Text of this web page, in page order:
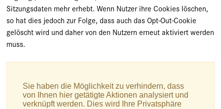
Sitzungsdaten mehr erhebt. Wenn Nutzer ihre Cookies löschen,
so hat dies jedoch zur Folge, dass auch das Opt-Out-Cookie
gelöscht wird und daher von den Nutzern erneut aktiviert werden
muss.